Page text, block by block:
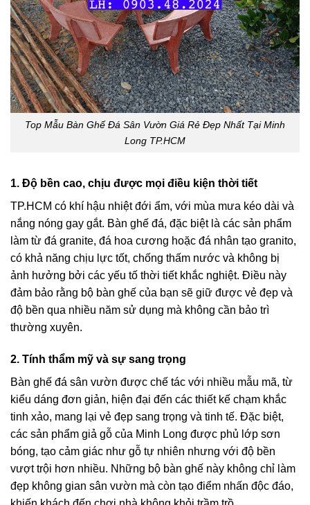
Top Mẫu Bàn Ghế Đá Sân Vườn Giá Rẻ Đẹp Nhất Tại Minh
Long TP.HCM
1. Độ bền cao, chịu được mọi điều kiện thời tiết
TP.HCM có khí hậu nhiệt đới ẩm, với mùa mưa kéo dài và
nắng nóng gay gắt. Bàn ghế đá, đặc biệt là các sản phẩm
làm từ đá granite, đá hoa cương hoặc đá nhân tạo granito,
có khả năng chịu lực tốt, chống thấm nước và không bị
ảnh hưởng bởi các yếu tố thời tiết khắc nghiệt. Điều này
đảm bảo rằng bộ bàn ghế của bạn sẽ giữ được vẻ đẹp và
độ bền qua nhiều năm sử dụng mà không cần bảo trì
thường xuyên.
2. Tính thẩm mỹ và sự sang trọng
Bàn ghế đá sân vườn được chế tác với nhiều mẫu mã, từ
kiểu dáng đơn giản, hiện đại đến các thiết kế chạm khắc
tinh xảo, mang lại vẻ đẹp sang trọng và tinh tế. Đặc biệt,
các sản phẩm giả gỗ của Minh Long được phủ lớp sơn
bóng, tạo cảm giác như gỗ tự nhiên nhưng với độ bền
vượt trội hơn nhiều. Những bộ bàn ghế này không chỉ làm
đẹp không gian sân vườn mà còn tạo điểm nhấn độc đáo,